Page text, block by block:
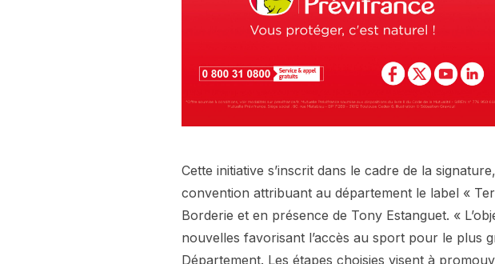
Cette initiative s’inscrit dans le cadre de la
convention attribuant au département le label «
Borderie et en présence de Tony Estanguet. «
nouvelles favorisant l’accès au sport pour le plus
Département. Les étapes choisies visent à